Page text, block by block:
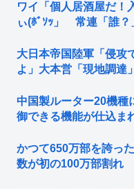
ワイ「個人居酒屋だ
ぃ(ﾎﾞｿｯ」 常連「誰
大日本帝国陸軍「侵攻
よ」大本営「現地調達
中国製ルーター20機
御できる機能が仕込ま
かつて650万部を誇っ
数が初の100万部割れ